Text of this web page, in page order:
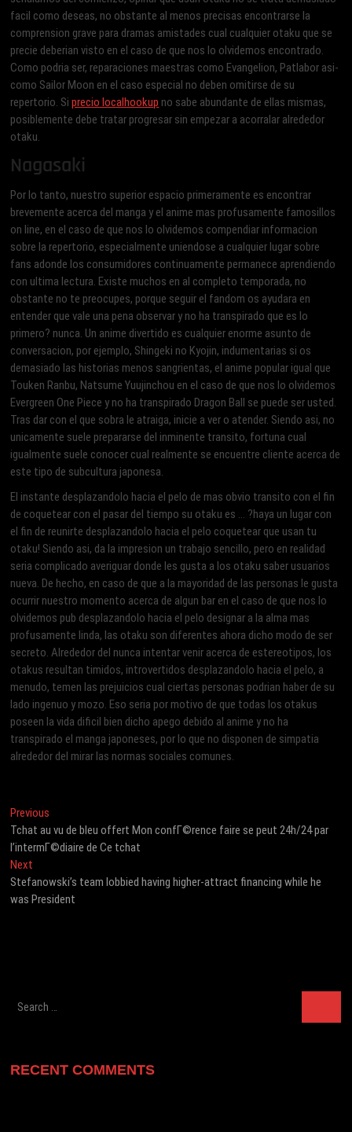
facil como deseas, no obstante al menos precisas encontrarse la
comprension grave para dramas amistades cual cualquier otaku que se
precie deberian visto en el caso de que nos lo olvidemos encontrado.
Como podri­a ser, reparaciones maestras como Evangelion, Patlabor asi­
como Sailor Moon en el caso especial no deben omitirse de su
repertorio. Siprecio localhookup no sabe abundante de ellas mismas,
posiblemente debe tratar progresar sin empezar a acorralar alrededor
otaku.
Nagasaki
Por lo tanto, nuestro superior espacio primeramente es encontrar
brevemente acerca del manga y el anime mas profusamente famosillos
on line, en el caso de que nos lo olvidemos compendiar informacion
sobre la repertorio, especialmente uniendose a cualquier lugar sobre
fans adonde los consumidores continuamente permanece aprendiendo
con ultima lectura. Existe muchos en al completo temporada, no
obstante no te preocupes, porque seguir el fandom os ayudara en
entender que vale una pena observar y no ha transpirado que es lo
primero? nunca. Un anime divertido es cualquier enorme asunto de
conversacion, por ejemplo, Shingeki no Kyojin, indumentarias si os
demasiado las historias menos sangrientas, el anime popular igual que
Touken Ranbu, Natsume Yuujinchou en el caso de que nos lo olvidemos
Evergreen One Piece y no ha transpirado Dragon Ball se puede ser usted.
Tras dar con el que sobra le atraiga, inicie a ver o atender. Siendo asi­, no
unicamente suele prepararse del inminente transito, fortuna cual
igualmente suele conocer cual realmente se encuentre cliente acerca de
este tipo de subcultura japonesa.
El instante desplazandolo hacia el pelo de mas obvio transito con el fin
de coquetear con el pasar del tiempo su otaku es … ?haya un lugar con
el fin de reunirte desplazandolo hacia el pelo coquetear que usan tu
otaku! Siendo asi­, da la impresion un trabajo sencillo, pero en realidad
seri­a complicado averiguar donde les gusta a los otaku saber usuarios
nueva. De hecho, en caso de que a la mayoridad de las personas le gusta
ocurrir nuestro momento acerca de algun bar en el caso de que nos lo
olvidemos pub desplazandolo hacia el pelo designar a la alma mas
profusamente linda, las otaku son diferentes ahora dicho modo de ser
secreto. Alrededor del nunca intentar venir acerca de estereotipos, los
otakus resultan timidos, introvertidos desplazandolo hacia el pelo, a
menudo, temen las prejuicios cual ciertas personas podrian haber de su
lado ingenuo y mozo. Eso seri­a por motivo de que todas los otakus
poseen la vida dificil bien dicho apego debido al anime y no ha
transpirado el manga japoneses, por lo que no disponen de simpatia
alrededor del mirar las normas sociales comunes.
Post
navigation
Previous
post:
Tchat au vu de bleu offert Mon confГ©rence faire se peut 24h/24 par
l’intermГ©diaire de Ce tchat
Next
post:
Stefanowski’s team lobbied having higher-attract financing while he
was President
RECENT COMMENTS